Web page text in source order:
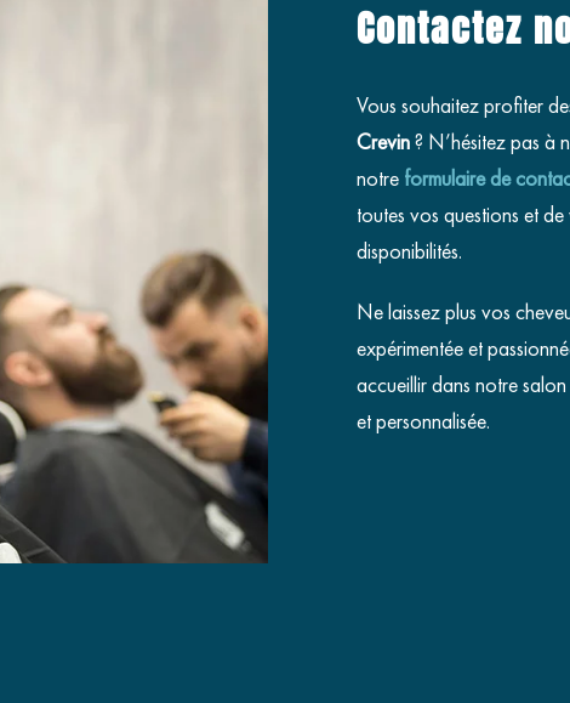
Contactez
Vous souhaitez profiter
Crevin? N’hésitez pas à
notre formulaire de
toutes vos questions et
disponibilités.
Ne laissez plus vos
expérimentée et
accueillir dans notre
et personnalisée.